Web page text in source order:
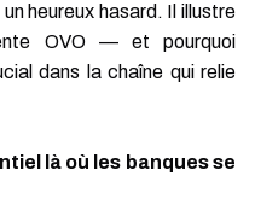
heureux hasard. Il illustre
OVO — et pourquoi
dans la chaîne qui relie
là où les banques se